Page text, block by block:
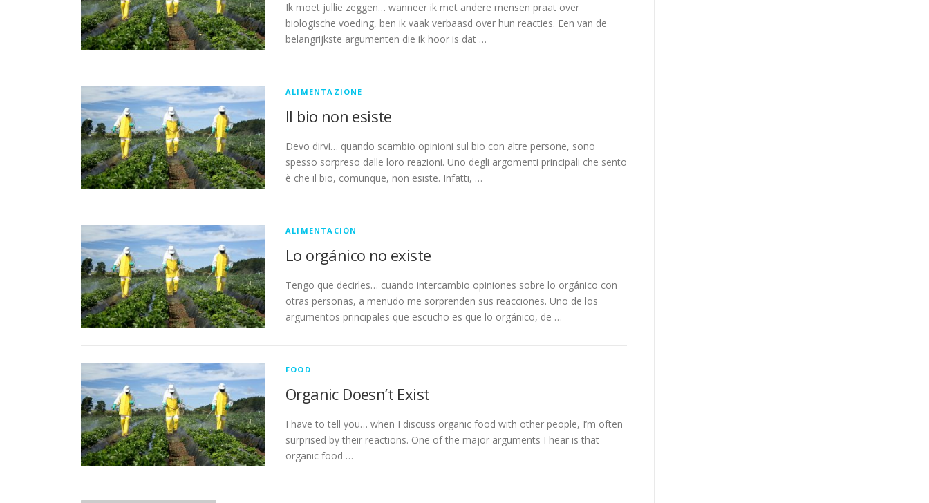
Ik moet jullie zeggen… wanneer ik met andere mensen praat over
biologische voeding, ben ik vaak verbaasd over hun reacties. Een van de
belangrijkste argumenten die ik hoor is dat …
ALIMENTAZIONE
Il bio non esiste
Devo dirvi… quando scambio opinioni sul bio con altre persone, sono
spesso sorpreso dalle loro reazioni. Uno degli argomenti principali che sento
è che il bio, comunque, non esiste. Infatti, …
ALIMENTACIÓN
Lo orgánico no existe
Tengo que decirles… cuando intercambio opiniones sobre lo orgánico con
otras personas, a menudo me sorprenden sus reacciones. Uno de los
argumentos principales que escucho es que lo orgánico, de …
FOOD
Organic Doesn’t Exist
I have to tell you… when I discuss organic food with other people, I’m often
surprised by their reactions. One of the major arguments I hear is that
organic food …
N